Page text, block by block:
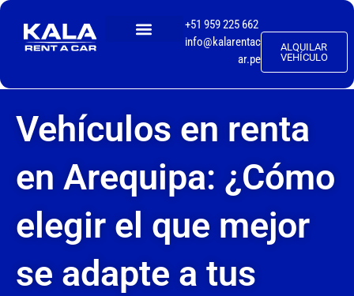
+51 959 225 662
info@kalarentac
ar.pe
ALQUILAR
VEHÍCULO
Vehículos en renta
en Arequipa: ¿Cómo
elegir el que mejor
se adapte a tus